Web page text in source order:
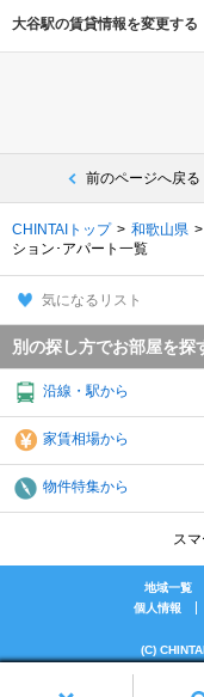
大谷駅の賃貸情報を変更する
前のページへ戻る
CHINTAIトップ 和歌山県
ション･アパート一覧
気になるリスト
別の探し方でお部屋を探
沿線・駅から
家賃相場から
物件特集から
ス
地域一覧
個人情報
(C)
[PR]賃貸物